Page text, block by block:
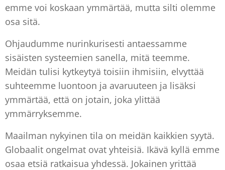
emme voi koskaan ymmärtää, mutta silti olemme
osa sitä.
Ohjaudumme nurinkurisesti antaessamme
sisäisten systeemien sanella, mitä teemme.
Meidän tulisi kytkeytyä toisiin ihmisiin, elvyttää
suhteemme luontoon ja avaruuteen ja lisäksi
ymmärtää, että on jotain, joka ylittää
ymmärryksemme.
Maailman nykyinen tila on meidän kaikkien syytä.
Globaalit ongelmat ovat yhteisiä. Ikävä kyllä emme
osaa etsiä ratkaisua yhdessä. Jokainen yrittää